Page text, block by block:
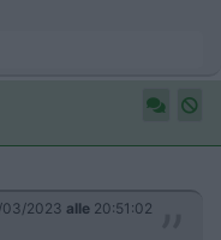
03/2023 alle 20:51:02